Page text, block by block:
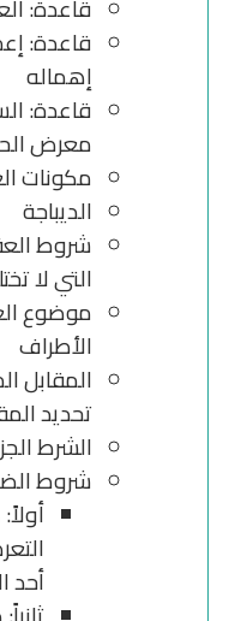
قاعدة:
قاعدة:
إهماله
قاعدة:
معرض
مكونات
الديباجة
شروط
التي لا
موضوع
الأطراف
المقابل
تحديد
الشرط
شروط
أحد